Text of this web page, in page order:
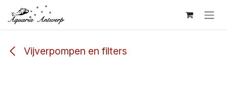
Overslaan naar inhoud
Vijverpompen en filters